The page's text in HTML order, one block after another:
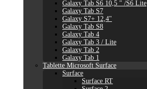
Galaxy Tab S6 10,5 " /S6 Lite
Galaxy Tab S7
Galaxy S7+ 12,4"
Galaxy Tab S8
Galaxy Tab 4
Galaxy Tab 3 / Lite
Galaxy Tab 2
Galaxy Tab 1
Tablette Microsoft Surface
Surface
Surface RT